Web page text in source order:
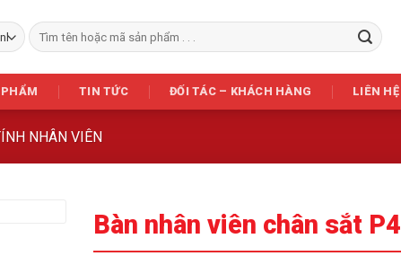
Tìm
kiếm:
TIN TỨC ĐỐI TÁC – KHÁCH HÀNG LIÊN
NHÂN VIÊN
Bàn nhân viên chân sắt